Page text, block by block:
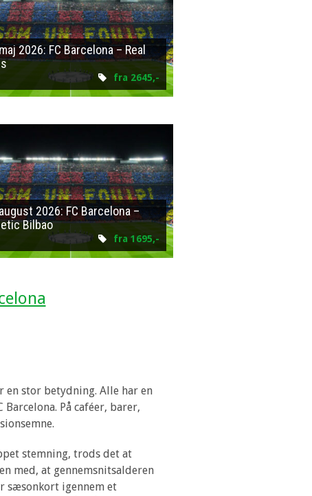
2026: FC Barcelona – Real
fra 2645,-
2026: FC Barcelona –
Bilbao
fra 1695,-
en stor betydning. Alle har en
På caféer, barer,
stemning, trods det at
med, at gennemsnitsalderen
sæsonkort igennem et